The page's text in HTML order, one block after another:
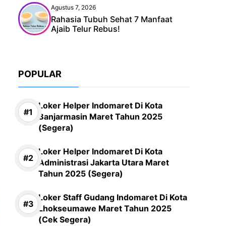
Agustus 7, 2026
Rahasia Tubuh Sehat 7 Manfaat
Ajaib Telur Rebus!
POPULAR
Loker Helper Indomaret Di Kota
Banjarmasin Maret Tahun 2025
(Segera)
Loker Helper Indomaret Di Kota
Administrasi Jakarta Utara Maret
Tahun 2025 (Segera)
Loker Staff Gudang Indomaret Di Kota
Lhokseumawe Maret Tahun 2025
(Cek Segera)